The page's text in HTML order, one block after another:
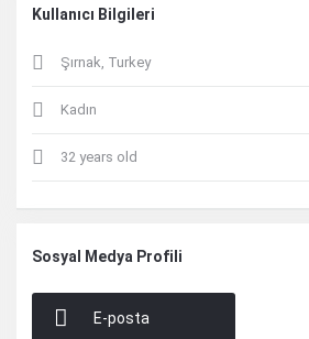
Kullanıcı Bilgileri
Şırnak, Turkey
Kadın
32 years old
Sosyal Medya Profili
E-posta